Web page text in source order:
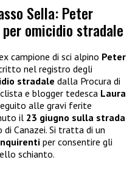
Sella: Peter
omicidio stradale
campione di sci alpino Peter
nel registro degli
stradale dalla Procura di
e blogger tedesca Laura
alle gravi ferite
il 23 giugno sulla strada
di Canazei. Si tratta di un
per consentire gli
schianto.